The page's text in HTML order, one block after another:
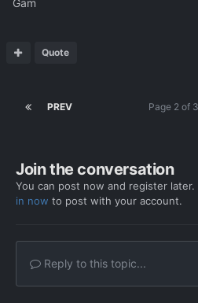
Gam
Quote
PREV Page 2 of 3
Join the conversation
You can post now and register
in now to post with your account.
Reply to this topic...